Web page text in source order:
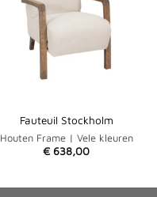
Fauteuil Stockholm
Houten Frame | Vele kleuren
€ 638,00